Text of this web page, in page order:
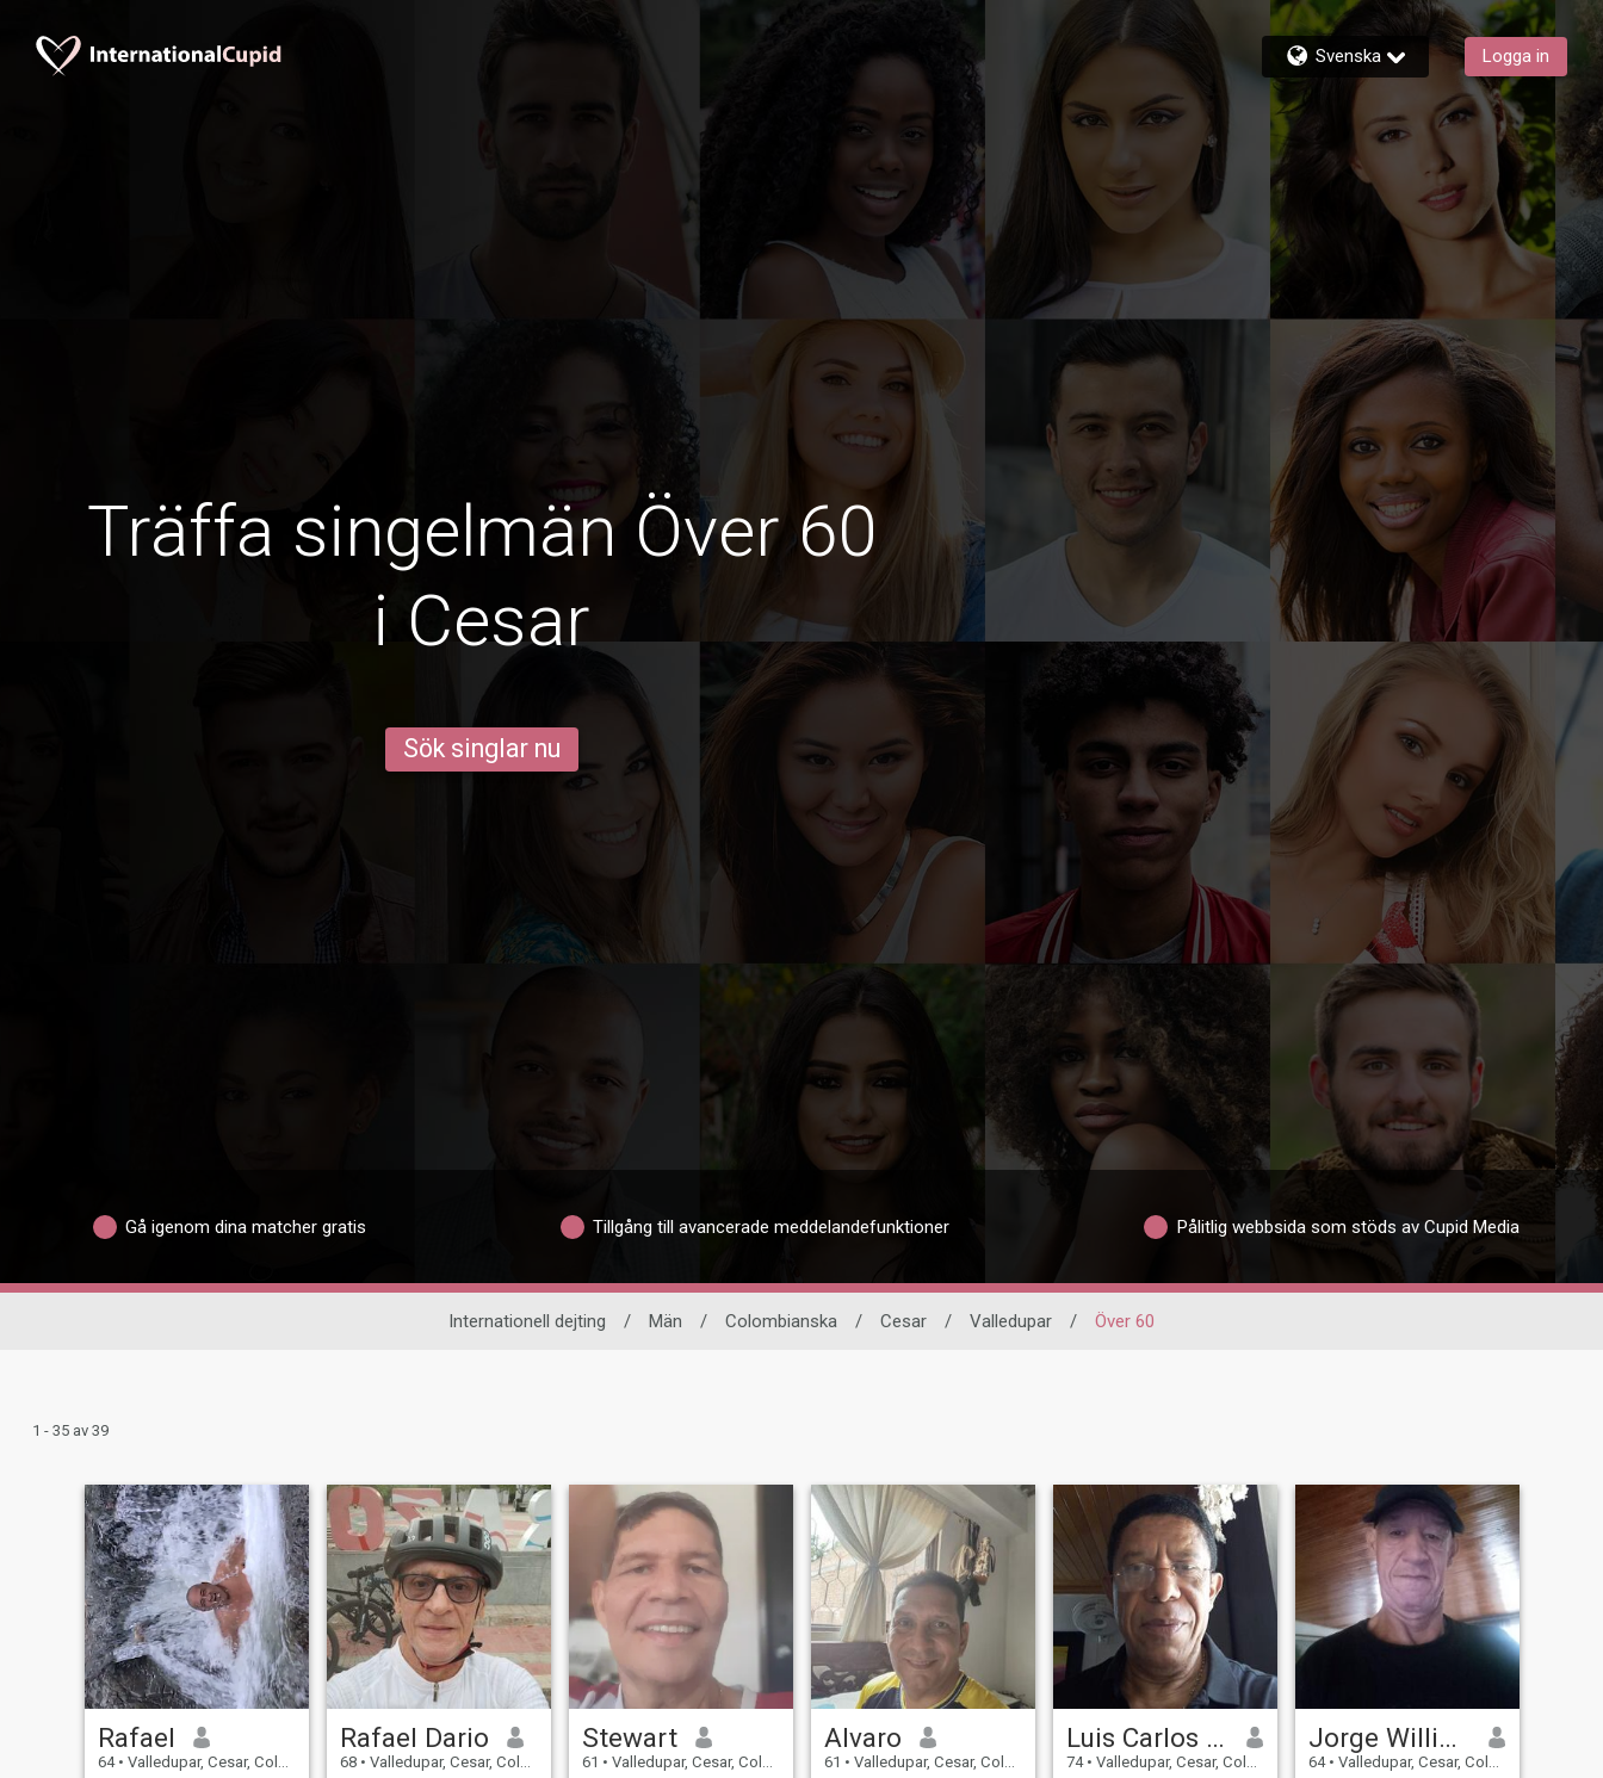
Svenska Logga in
Träffa singelmän Över 60
i Cesar
Sök singlar nu
Gå igenom dina matcher gratis Tillgång till avancerade meddelandefunktioner Pålitlig webbsida som stöds av Cupid Media
Internationell dejting / Män / Colombianska / Cesar / Valledupar / Över 60
1 - 35 av 39
Rafael
64 • Valledupar, Cesar, Colombia
Rafael Dario
68 • Valledupar, Cesar, Colombia
Stewart
61 • Valledupar, Cesar, Colombia
Alvaro
61 • Valledupar, Cesar, Colombia
Luis Carlos Roys
74 • Valledupar, Cesar, Colombia
Jorge William
64 • Valledupar, Cesar, Colombia